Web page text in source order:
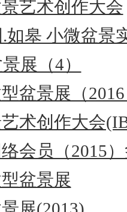
艺术创作大会
如皋 小微盆景
展（4）
盆景展（
术创作大会
会员（2015
盆景展